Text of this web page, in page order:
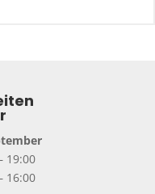
19:00
16:00